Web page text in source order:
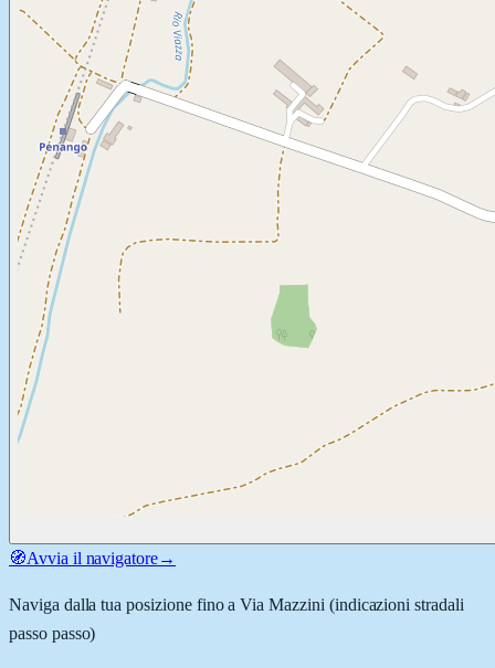
🧭Avvia il navigatore→
Naviga dalla tua posizione fino aVia Mazzini (indicazioni stradali
passo passo)